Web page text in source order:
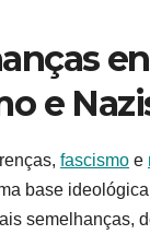
e
fascismo e
base
semelhanças,